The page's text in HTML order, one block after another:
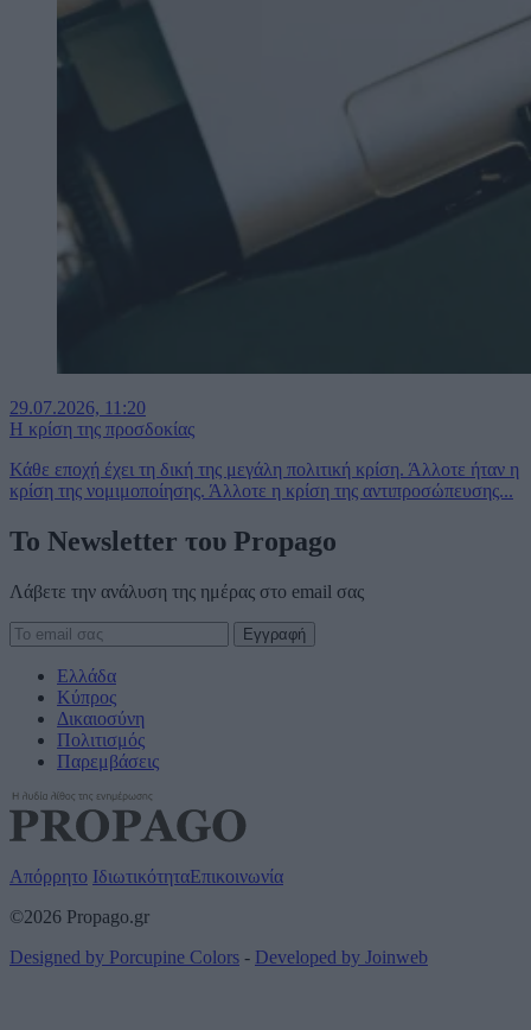
29.07.2026, 11:20
Η κρίση της προσδοκίας
Κάθε εποχή έχει τη δική της μεγάλη πολιτική κρίση. Άλλοτε ήταν η
κρίση της νομιμοποίησης. Άλλοτε η κρίση της αντιπροσώπευσης...
To Newsletter του Propago
Λάβετε την ανάλυση της ημέρας στο email σας
Ελλάδα
Κύπρος
Δικαιοσύνη
Πολιτισμός
Παρεμβάσεις
Απόρρητο ΙδιωτικότηταΕπικοινωνία
©2026 Propago.gr
Designed by Porcupine Colors - Developed by Joinweb